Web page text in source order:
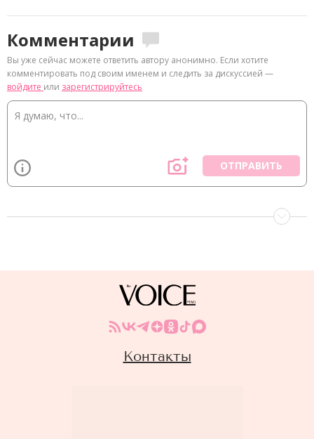
Комментарии
Вы уже сейчас можете ответить автору анонимно. Если хотите
комментировать под своим именем и следить за дискуссией —
войдите или зарегистрируйтесь
ОТПРАВИТЬ
Контакты